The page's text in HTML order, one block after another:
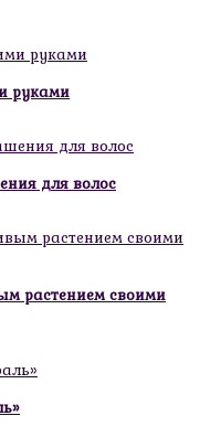
руками
для волос
растением своими